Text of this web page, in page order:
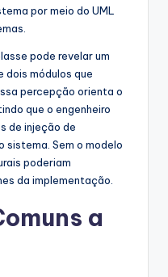
por meio do UML
pode revelar um
dois módulos que
percepção orienta o
que o engenheiro
de injeção de
sistema. Sem o modelo
poderiam
da implementação.
a